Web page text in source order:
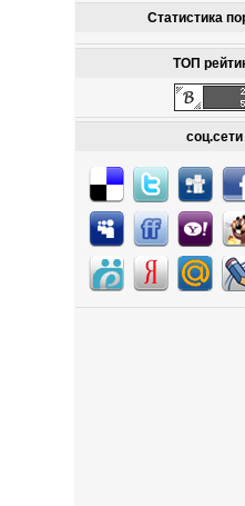
Статистика
ТОП
соц.сети